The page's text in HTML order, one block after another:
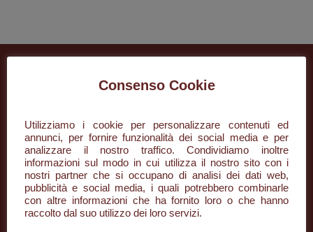
+39 085 296134
Consenso Cookie
Utilizziamo i cookie per personalizzare contenuti ed
annunci, per fornire funzionalità dei social media e per
analizzare il nostro traffico. Condividiamo inoltre
informazioni sul modo in cui utilizza il nostro sito con i
nostri partner che si occupano di analisi dei dati web,
pubblicità e social media, i quali potrebbero combinarle
con altre informazioni che ha fornito loro o che hanno
raccolto dal suo utilizzo dei loro servizi.